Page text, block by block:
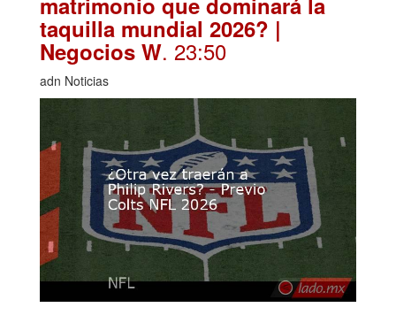
taquilla mundial 2026? |
Negocios W. 23:50
adn Noticias